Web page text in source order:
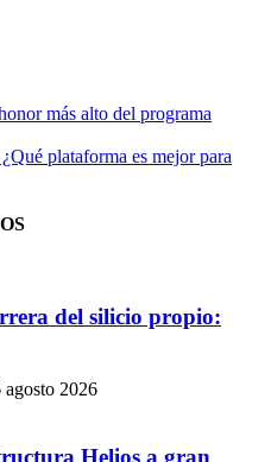
más alto del programa
plataforma es mejor para
del silicio propio:
agosto 2026
Helios a gran